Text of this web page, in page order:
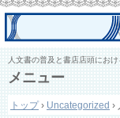
人文書の普及と書店店頭にお
メニュー
ントップ › Uncategorized ›